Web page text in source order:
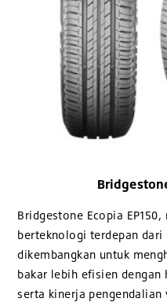
Bridgestone Ecopia
berteknologi terdepan dari
dikembangkan untuk
bakar lebih efisien dengan
serta kinerja pengendalian